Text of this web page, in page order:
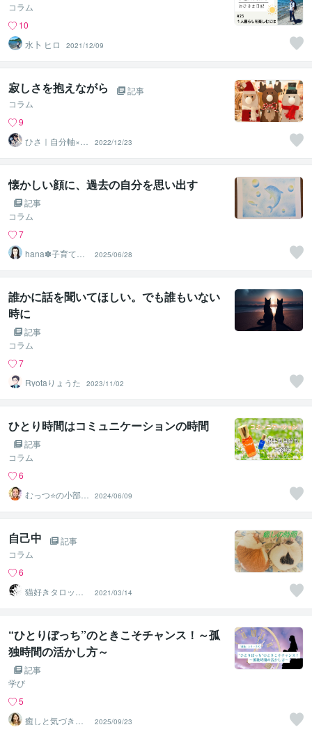
コラム
10
水卜 ヒロ
2021/12/09
寂しさを抱えながら
記事
コラム
9
ひさ｜自分軸×AI
占い
2022/12/23
懐かしい顔に、過去の自分を思い出す
記事
コラム
7
hana✽子育てと
教員のサポータ
ー
2025/06/28
誰かに話を聞いてほしい。でも誰もいない
時に
記事
コラム
7
Ryotaりょうた
2023/11/02
ひとり時間はコミュニケーションの時間
記事
コラム
6
むっつ⭐の小部屋
～心の浄化がで
きる場所〜
2024/06/09
自己中
記事
コラム
6
猫好きタロット
占い師 岩沙杏
果
2021/03/14
“ひとりぼっち”のときこそチャンス！～孤
独時間の活かし方～
記事
学び
5
癒しと気づき✨
心理カウンセラ
2025/09/23